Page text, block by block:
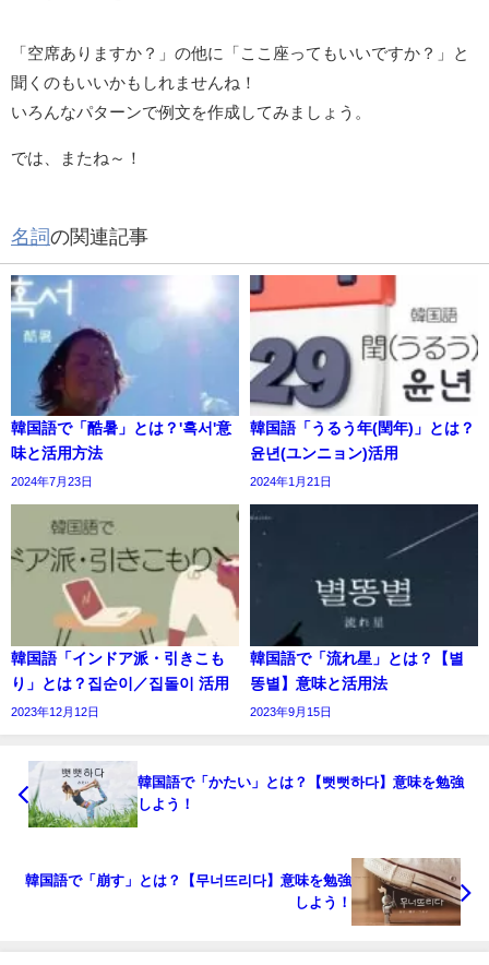
「空席ありますか？」の他に「ここ座ってもいいですか？」と
聞くのもいいかもしれませんね！
いろんなパターンで例文を作成してみましょう。
では、またね～！
名詞の関連記事
韓国語で「酷暑」とは？'혹서'意
味と活用方法
2024年7月23日
韓国語「うるう年(閏年)」とは？
윤년(ユンニョン)活用
2024年1月21日
韓国語「インドア派・引きこも
り」とは？집순이／집돌이 活用
2023年12月12日
韓国語で「流れ星」とは？【별
똥별】意味と活用法
2023年9月15日
韓国語で「かたい」とは？【뻣뻣하다】意味を勉強
しよう！
韓国語で「崩す」とは？【무너뜨리다】意味を勉強
しよう！